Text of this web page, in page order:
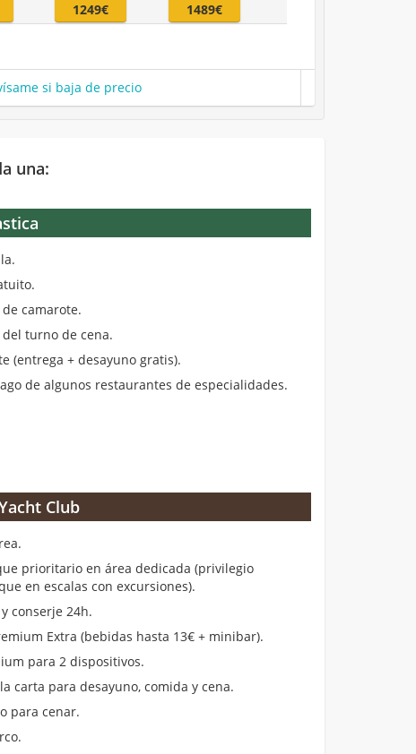
1249€ 1489€
si baja de precio
una:
camarote.
turno de cena.
(entrega + desayuno gratis).
de algunos restaurantes de especialidades.
Club
prioritario en área dedicada (privilegio
en escalas con excursiones).
conserje 24h.
Extra (bebidas hasta 13€ + minibar).
para 2 dispositivos.
carta para desayuno, comida y cena.
para cenar.